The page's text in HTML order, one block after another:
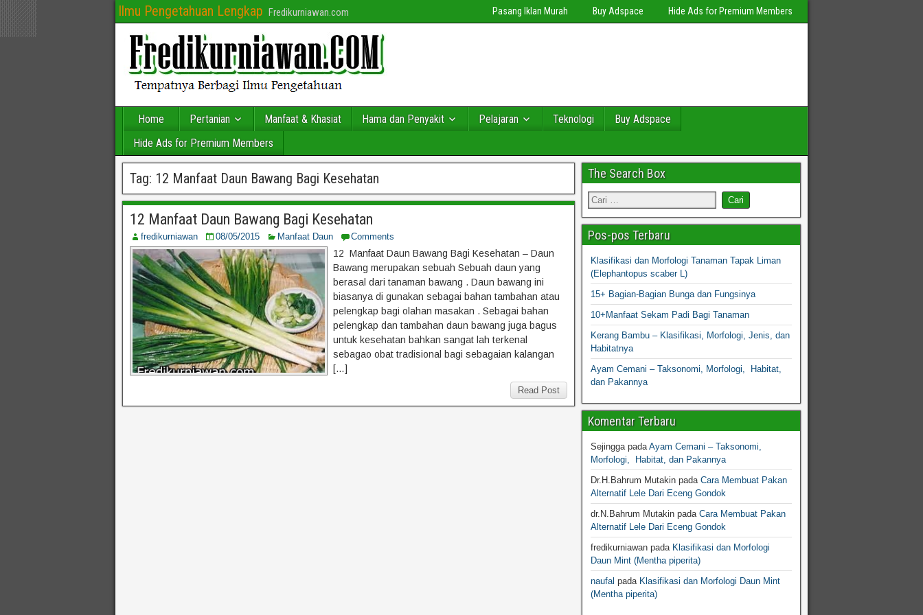
Ilmu Pengetahuan Lengkap Fredikurniawan.com Pasang Iklan Murah Buy Adspace Hide Ads for Premium Members
Home Pertanian Manfaat & Khasiat Hama dan Penyakit Pelajaran Teknologi
Buy Adspace
Hide Ads for Premium Members
Tag: 12 Manfaat Daun Bawang Bagi Kesehatan
12 Manfaat Daun Bawang Bagi Kesehatan
fredikurniawan 08/05/2015 Manfaat Daun Comments
12 Manfaat Daun Bawang Bagi Kesehatan – Daun
Bawang merupakan sebuah Sebuah daun yang
berasal dari tanaman bawang . Daun bawang ini
biasanya di gunakan sebagai bahan tambahan atau
pelengkap bagi olahan masakan . Sebagai bahan
pelengkap dan tambahan daun bawang juga bagus
untuk kesehatan bahkan sangat lah terkenal
sebagao obat tradisional bagi sebagaian kalangan
[…]
Read Post
The Search Box
Pos-pos Terbaru
Klasifikasi dan Morfologi Tanaman Tapak Liman
(Elephantopus scaber L)
15+ Bagian-Bagian Bunga dan Fungsinya
10+Manfaat Sekam Padi Bagi Tanaman
Kerang Bambu – Klasifikasi, Morfologi, Jenis, dan
Habitatnya
Ayam Cemani – Taksonomi, Morfologi, Habitat,
dan Pakannya
Komentar Terbaru
SejinggapadaAyam Cemani – Taksonomi,
Morfologi, Habitat, dan Pakannya
Dr.H.Bahrum Mutakinpada Cara Membuat Pakan
Alternatif Lele Dari Eceng Gondok
dr.N.Bahrum Mutakinpada Cara Membuat Pakan
Alternatif Lele Dari Eceng Gondok
fredikurniawanpada Klasifikasi dan Morfologi
Daun Mint (Mentha piperita)
naufal pada Klasifikasi dan Morfologi Daun Mint
(Mentha piperita)